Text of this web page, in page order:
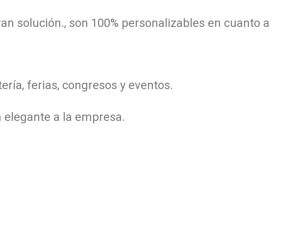
solución., son 100% personalizables en cuanto a
ferias, congresos y ​eventos.
a la empresa.